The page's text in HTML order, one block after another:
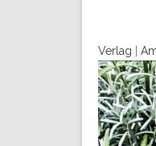
Verlag